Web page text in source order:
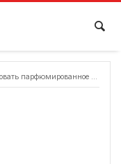
мыло: советы и рекомендации